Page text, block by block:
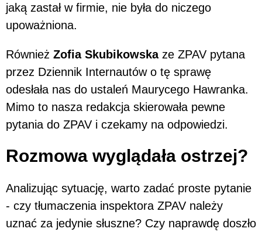
jaką zastał w firmie, nie była do niczego
upoważniona.
Również Zofia Skubikowskaze ZPAV pytana
przez Dziennik Internautów o tę sprawę
odesłała nas do ustaleń Maurycego Hawranka.
Mimo to nasza redakcja skierowała pewne
pytania do ZPAV i czekamy na odpowiedzi.
Rozmowa wyglądała ostrzej?
Analizując sytuację, warto zadać proste pytanie
- czy tłumaczenia inspektora ZPAV należy
uznać za jedynie słuszne? Czy naprawdę doszło